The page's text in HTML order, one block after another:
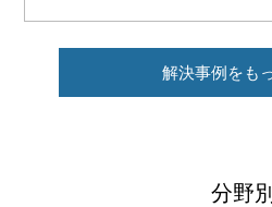
態で症状固定したことに
余の和解が成立した事例
管内凝固症候群（DIC）
死亡した事案で、和解に
が認められた事例解決事例をも
分野別